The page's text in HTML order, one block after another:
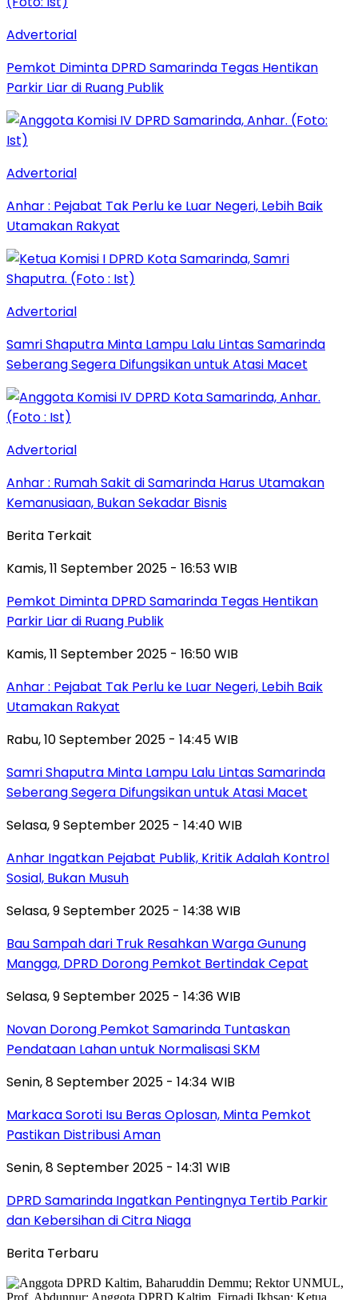
Advertorial
Pemkot Diminta DPRD Samarinda Tegas Hentikan
Parkir Liar di Ruang Publik
Advertorial
Anhar : Pejabat Tak Perlu ke Luar Negeri, Lebih Baik
Utamakan Rakyat
Advertorial
Samri Shaputra Minta Lampu Lalu Lintas Samarinda
Seberang Segera Difungsikan untuk Atasi Macet
Advertorial
Anhar : Rumah Sakit di Samarinda Harus Utamakan
Kemanusiaan, Bukan Sekadar Bisnis
Berita Terkait
Kamis, 11 September 2025 - 16:53 WIB
Pemkot Diminta DPRD Samarinda Tegas Hentikan
Parkir Liar di Ruang Publik
Kamis, 11 September 2025 - 16:50 WIB
Anhar : Pejabat Tak Perlu ke Luar Negeri, Lebih Baik
Utamakan Rakyat
Rabu, 10 September 2025 - 14:45 WIB
Samri Shaputra Minta Lampu Lalu Lintas Samarinda
Seberang Segera Difungsikan untuk Atasi Macet
Selasa, 9 September 2025 - 14:40 WIB
Anhar Ingatkan Pejabat Publik, Kritik Adalah Kontrol
Sosial, Bukan Musuh
Selasa, 9 September 2025 - 14:38 WIB
Bau Sampah dari Truk Resahkan Warga Gunung
Mangga, DPRD Dorong Pemkot Bertindak Cepat
Selasa, 9 September 2025 - 14:36 WIB
Novan Dorong Pemkot Samarinda Tuntaskan
Pendataan Lahan untuk Normalisasi SKM
Senin, 8 September 2025 - 14:34 WIB
Markaca Soroti Isu Beras Oplosan, Minta Pemkot
Pastikan Distribusi Aman
Senin, 8 September 2025 - 14:31 WIB
DPRD Samarinda Ingatkan Pentingnya Tertib Parkir
dan Kebersihan di Citra Niaga
Berita Terbaru